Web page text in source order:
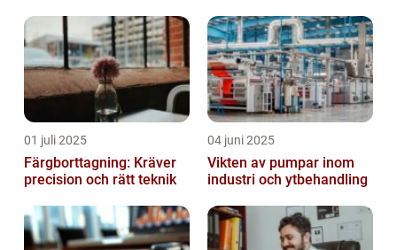
01 juli 2025
Färgborttagning: Kräver
precision och rätt teknik
04 juni 2025
Vikten av pumpar inom
industri och ytbehandling